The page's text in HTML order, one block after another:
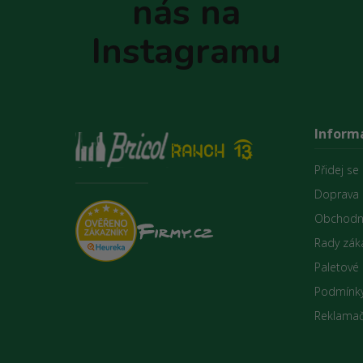
nás na
Instagramu
Přidej se
Doprava
Rady